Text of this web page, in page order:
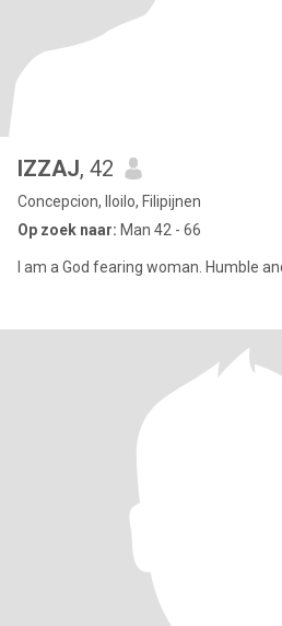
IZZAJ, 42
Concepcion, Iloilo, Filipijnen
Op zoek naar: Man 42 - 66
I am a God fearing woman. Humble